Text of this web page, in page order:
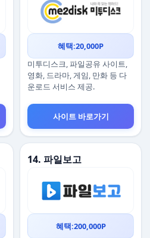
혜택:20,000P
미투디스크, 파일공유 사이트,
영화, 드라마, 게임, 만화 등 다
운로드 서비스 제공.
사이트 바로가기
14. 파일보고
혜택:200,000P